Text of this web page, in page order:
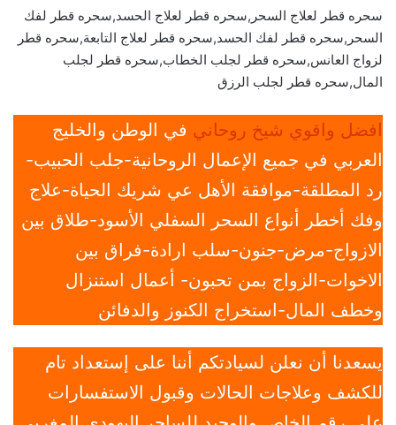
سحره قطر لعلاج السحر,سحره قطر لعلاج الحسد,سحره قطر لفك
السحر,سحره قطر لفك الحسد,سحره قطر لعلاج التابعة,سحره قطر
لزواج العانس,سحره قطر لجلب الخطاب,سحره قطر لجلب
المال,سحره قطر لجلب الرزق
افضل واقوي شيخ روحاني في الوطن والخليج
العربي في جميع الإعمال الروحانية-جلب الحبيب-
رد المطلقة-موافقة الأهل عي شريك الحياة-علاج
وفك أخطر أنواع السحر السفلي الأسود-طلاق بين
الازواج-مرض-جنون-سلب ارادة-فراق بين
الاخوات-الزواج بمن تحبون- أعمال استنزال
وخطف المال-استخراج الكنوز والدفائن
يسعدنا أن نعلن لسيادتكم أننا على إستعداد تام
للكشف وعلاجات الحالات وقبول الاستفسارات